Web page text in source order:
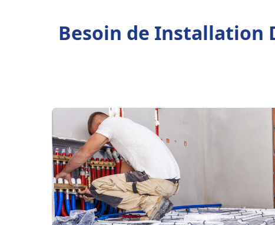
Besoin de Installation